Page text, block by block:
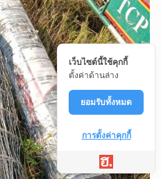
เว็บไซต์นี้ใช้คุกกี้
ตั้งค่าด้านล่าง
ยอมรับทั้งหมด
การตั้งค่าคุกกี้